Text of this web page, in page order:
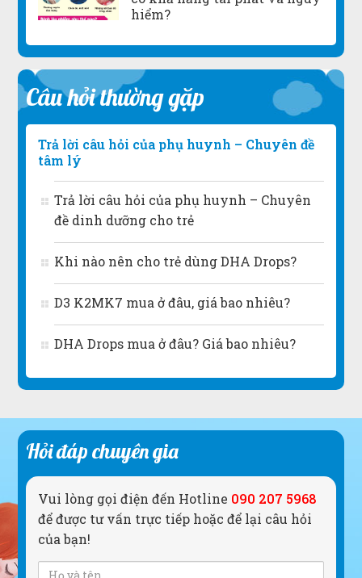
hiểm?
Câu hỏi thường gặp
Trả lời câu hỏi của phụ huynh – Chuyên đề
tâm lý
Trả lời câu hỏi của phụ huynh – Chuyên
đề dinh dưỡng cho trẻ
Khi nào nên cho trẻ dùng DHA Drops?
D3 K2MK7 mua ở đâu, giá bao nhiêu?
DHA Drops mua ở đâu? Giá bao nhiêu?
Hỏi đáp chuyên gia
Vui lòng gọi điện đến Hotline 090 207 5968
để được tư vấn trực tiếp hoặc để lại câu hỏi
của bạn!